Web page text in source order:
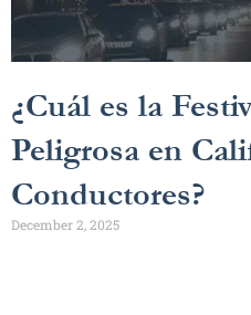
¿Cuál es la
Peligrosa en
Conductores?
December 2, 2025